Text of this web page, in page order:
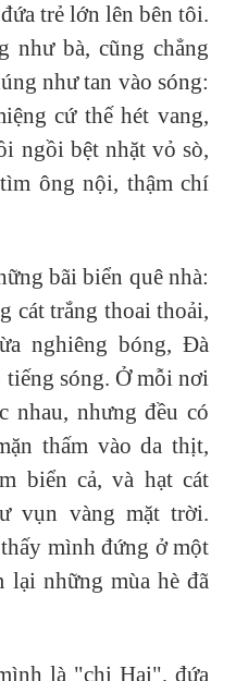
trẻ lớn lên bên tôi.
như bà, cũng chẳng
như tan vào sóng:
cứ thế hét vang,
ngồi bệt nhặt vỏ sò,
ông nội, thậm chí
bãi biển quê nhà:
cát trắng thoai thoải,
nghiêng bóng, Đà
sóng. Ở mỗi nơi
nhau, nhưng đều có
thấm vào da thịt,
biển cả, và hạt cát
vụn vàng mặt trời.
mình đứng ở một
lại những mùa hè đã
là "chị Hai", đứa